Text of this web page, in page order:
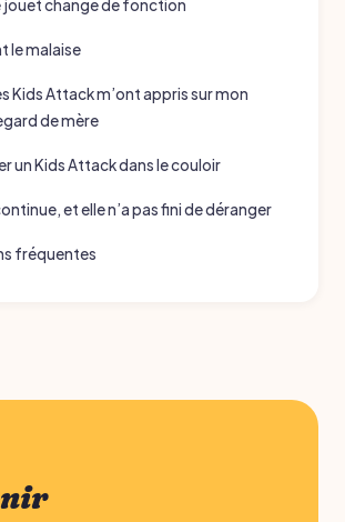
jouet change de fonction
le malaise
Kids Attack m’ont appris sur mon
de mère
un Kids Attack dans le couloir
et elle n’a pas fini de déranger
fréquentes